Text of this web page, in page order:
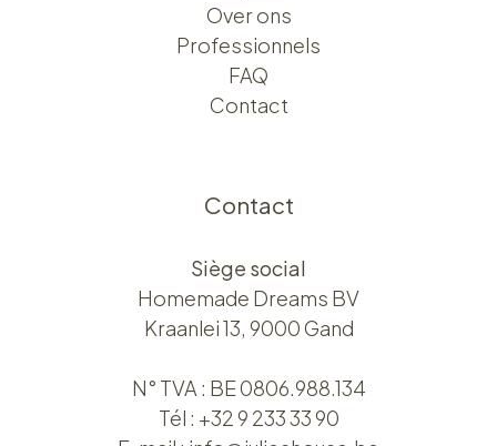
Over ons​​
Professionnels
FAQ
Contact
Contact
Siège social
Homemade Dreams BV
Kraanlei 13, 9000 Gand
N° TVA : BE 0806.988.134
Tél : +32 9 233 33 90